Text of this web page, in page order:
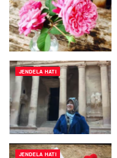
JENDELA HATI
JENDELA HATI